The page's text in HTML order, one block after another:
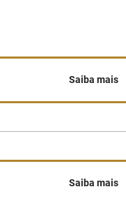
Saiba mais
Saiba mais